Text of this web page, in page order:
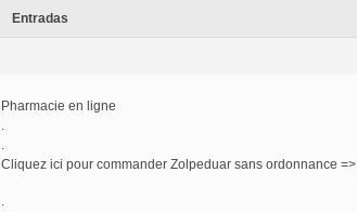
Entradas
Pharmacie en ligne
.
.
Cliquez ici pour commander Zolpeduar sans ordonnance =>
.